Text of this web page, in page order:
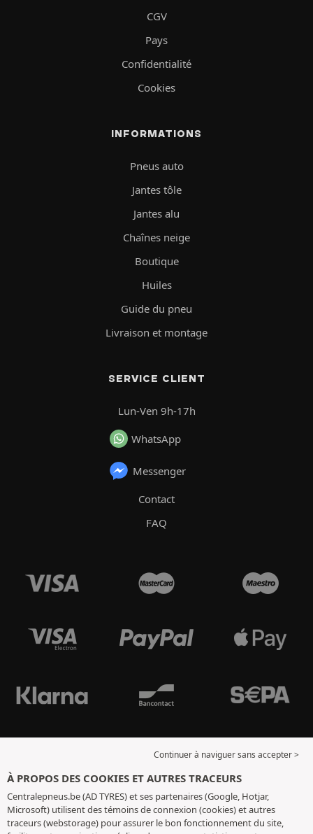
CGV
Pays
Confidentialité
Cookies
INFORMATIONS
Pneus auto
Jantes tôle
Jantes alu
Chaînes neige
Boutique
Huiles
Guide du pneu
Livraison et montage
SERVICE CLIENT
Lun-Ven 9h-17h
WhatsApp
Messenger
Contact
FAQ
Continuer à naviguer sans accepter >
À PROPOS DES COOKIES ET AUTRES TRACEURS
Centralepneus.be (AD TYRES) et ses partenaires (Google, Hotjar,
Microsoft) utilisent des témoins de connexion (cookies) et autres
traceurs (webstorage) pour assurer le bon fonctionnement du site,